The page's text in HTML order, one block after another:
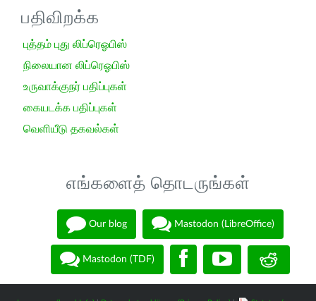
பதிவிறக்க
புத்தம் புது லிப்ரெஓபிஸ்
நிலையான லிப்ரெஓபிஸ்
உருவாக்குநர் பதிப்புகள்
கையடக்க பதிப்புகள்
வெளியீடு தகவல்கள்
எங்களைத் தொடருங்கள்
Our blog Mastodon (LibreOffice)
Mastodon (TDF)